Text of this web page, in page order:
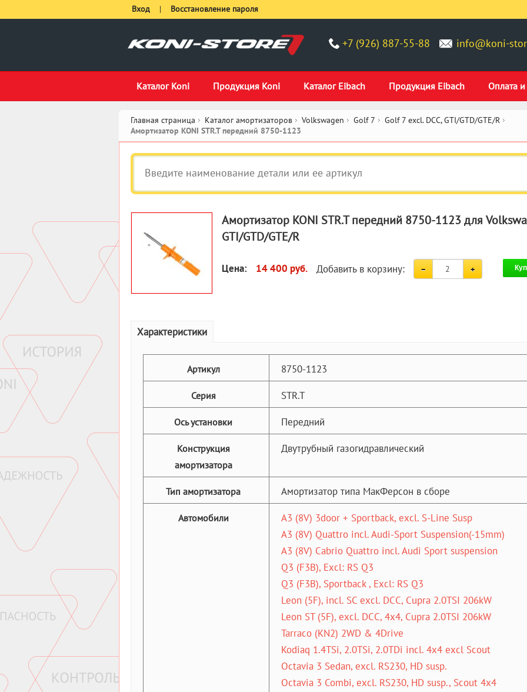
+7 (926) 887-55-88 info@koni-
Каталог Koni Продукция Koni Каталог Eibach Продукция Eibach Оплата и
Вход | Восстановление пароля
Главная страница Каталог амортизаторов Volkswagen Golf 7 Golf 7 excl. DCC, GTI/GTD/GTE/R
Амортизатор KONI STR.T передний 8750-1123
Амортизатор KONI STR.T передний 8750-1123 для
GTI/GTD/GTE/R
Цена: 14 400 руб. Добавить в корзину:
Характеристики
Артикул 8750-1123
Серия STR.T
Ось установки Передний
Конструкция
амортизатора
Двутрубный газогидравлический
Тип амортизатора Амортизатор типа МакФерсон в сборе
Автомобили
A3 (8V) 3door + Sportback, excl. S-Line Susp
A3 (8V) Quattro incl. Audi-Sport Suspension(-15mm)
A3 (8V) Cabrio Quattro incl. Audi Sport suspension
Q3 (F3B), Excl: RS Q3
Q3 (F3B), Sportback , Excl: RS Q3
Leon (5F), incl. SC excl. DCC, Cupra 2.0TSI 206kW
Leon ST (5F), excl. DCC, 4x4, Cupra 2.0TSI 206kW
Tarraco (KN2) 2WD & 4Drive
Kodiaq 1.4TSi, 2.0TSi, 2.0TDi incl. 4x4 excl Scout
Octavia 3 Sedan, excl. RS230, HD susp.
Octavia 3 Combi, excl. RS230, HD susp., Scout 4x4